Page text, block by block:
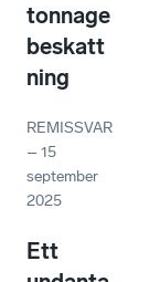
tonnage
beskatt
ning
REMISSVAR
–15
september
2025
Ett